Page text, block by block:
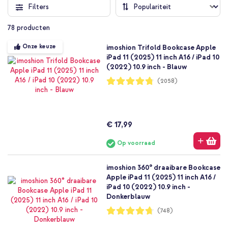
Filters
78 producten
Onze keuze
imoshion Trifold Bookcase Apple
iPad 11 (2025) 11 inch A16 / iPad 10
(2022) 10.9 inch - Blauw
Waardering:
95%
(2058)
€ 17,99
Op voorraad
imoshion 360° draaibare Bookcase
Apple iPad 11 (2025) 11 inch A16 /
iPad 10 (2022) 10.9 inch -
Donkerblauw
Waardering:
94%
(748)